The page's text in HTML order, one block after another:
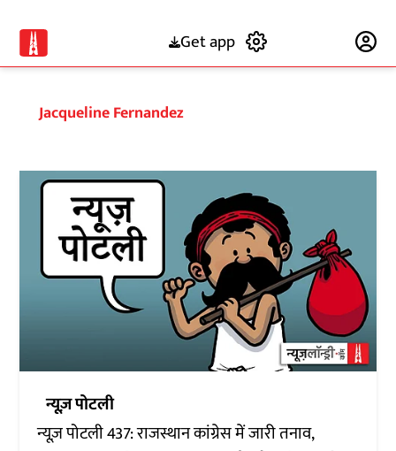
Get app
Jacqueline Fernandez
न्यूज़ पोटली
न्यूज़ पोटली 437: राजस्थान कांग्रेस में जारी तनाव,